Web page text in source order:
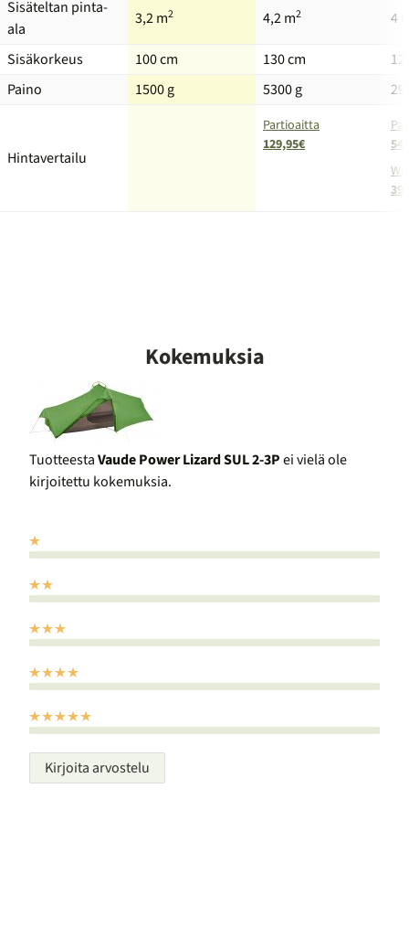
Sisäteltan pinta-
ala
3,2 m2 4,2 m2 4
Sisäkorkeus 100 cm 130 cm
Paino
1500 g 5300 g
Hintavertailu
Partioaitta
129,95€
Kokemuksia
TuotteestaVaude Power Lizard SUL 2-3Pei vielä ole
kirjoitettu kokemuksia.
Kirjoita arvostelu